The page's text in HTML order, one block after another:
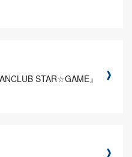
STAR☆GAME』